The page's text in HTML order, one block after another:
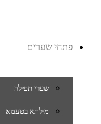
פתחי שערים
שערי תפילה
מילתא בטעמא